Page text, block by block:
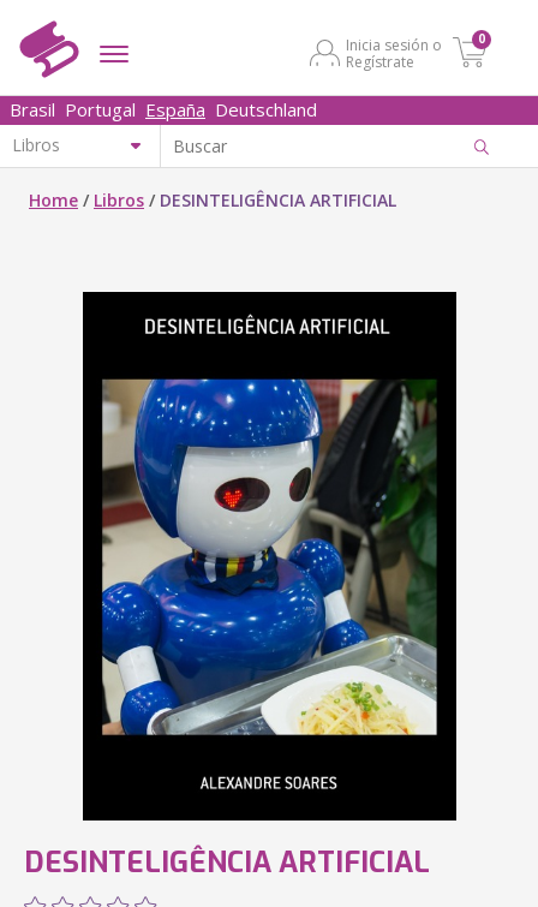
Inicia sesión o
Regístrate
0
Brasil Portugal España Deutschland
Home / Libros / DESINTELIGÊNCIA ARTIFICIAL
DESINTELIGÊNCIA ARTIFICIAL